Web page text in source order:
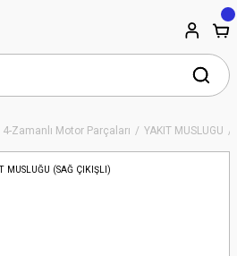
4-Zamanlı Motor Parçaları YAKIT MUSLUGU